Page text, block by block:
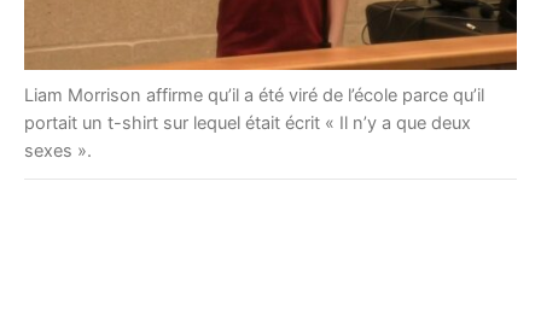
Liam Morrison affirme qu’il a été viré de l’école parce qu’il
portait un t-shirt sur lequel était écrit « Il n’y a que deux
sexes ».